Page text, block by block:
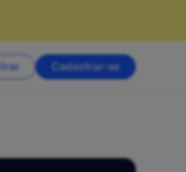
Cadastrar-se